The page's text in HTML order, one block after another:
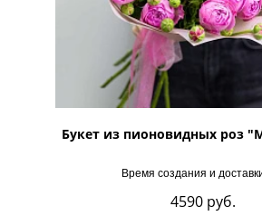
Букет из пионовидных роз
Время создания и
4590 руб.